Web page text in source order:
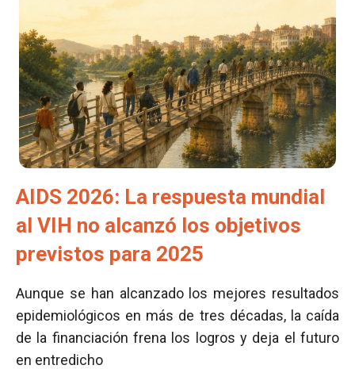
AIDS 2026: La respuesta mundial
al VIH no alcanzó los objetivos
previstos para 2025
Aunque se han alcanzado los mejores resultados
epidemiológicos en más de tres décadas, la caída
de la financiación frena los logros y deja el futuro
en entredicho